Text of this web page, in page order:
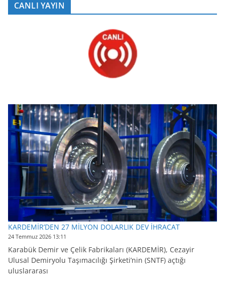
CANLI YAYIN
KARDEMİR’DEN 27 MİLYON DOLARLIK DEV İHRACAT
24 Temmuz 2026 13:11
Karabük Demir ve Çelik Fabrikaları (KARDEMİR), Cezayir
Ulusal Demiryolu Taşımacılığı Şirketi’nin (SNTF) açtığı
uluslararası